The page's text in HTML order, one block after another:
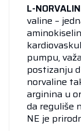
L-
valine –
pumpu,
postizanju
norvaline
arginina u
da reguliše
NE je